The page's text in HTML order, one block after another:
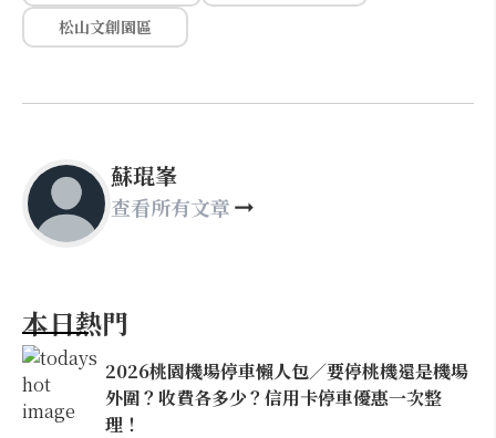
松山文創園區
蘇琨峯
查看所有文章
本日熱門
2026桃園機場停車懶人包／要停桃機還是機場
外圍？收費各多少？信用卡停車優惠一次整
理！